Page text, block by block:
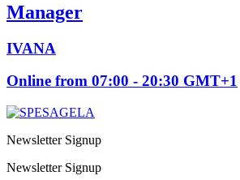
Manager
IVANA
Online from 07:00 - 20:30 GMT+1
Newsletter Signup
Newsletter Signup